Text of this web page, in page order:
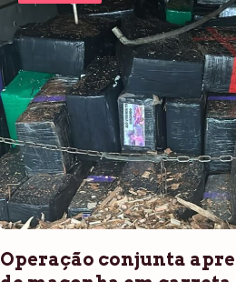
Operação conjunta